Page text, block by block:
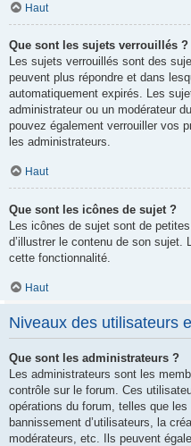
Haut
Que sont les sujets verrouillés ?
Les sujets verrouillés sont des
peuvent plus répondre et dans
automatiquement expirés. Les
administrateur ou un modérateur
pouvez également verrouiller vos
les administrateurs.
Haut
Que sont les icônes de sujet ?
Les icônes de sujet sont de
d’illustrer le contenu de son
cette fonctionnalité.
Haut
Niveaux des utilisateurs
Que sont les administrateurs ?
Les administrateurs sont les
contrôle sur le forum. Ces
opérations du forum, telles que
bannissement d’utilisateurs, la
modérateurs, etc. Ils peuvent